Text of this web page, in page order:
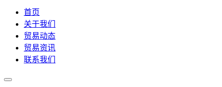
首页
关于我们
贸易动态
贸易资讯
联系我们